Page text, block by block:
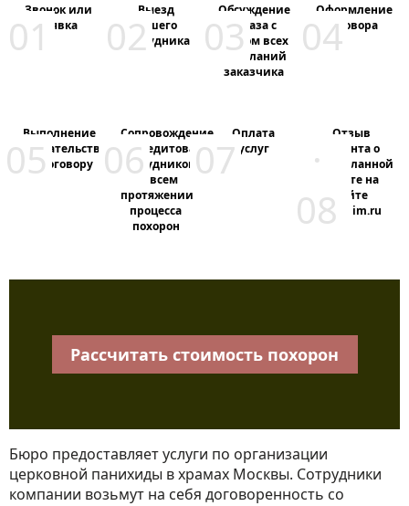
Звонок или
заявка
Выезд
нашего
сотрудника
Обсуждение
заказа с
учетом всех
пожеланий
заказчика
Оформление
договора
Выполнение
обязательств
по договору
Сопровождение
аккредитованным
сотрудником
на всем
протяжении
процесса
похорон
Оплата
услуг
Отзыв
клиента о
проделанной
работе на
сайте
horonim.ru
Рассчитать стоимость похорон
Бюро предоставляет услуги по организации
церковной панихиды в храмах Москвы. Сотрудники
компании возьмут на себя договоренность со